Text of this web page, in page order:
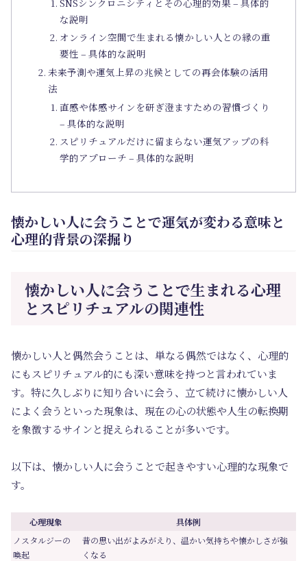
な説明
オンライン空間で生まれる懐かしい人との縁の重
要性 – 具体的な説明
未来予測や運気上昇の兆候としての再会体験の活用
法
直感や体感サインを研ぎ澄ますための習慣づくり
– 具体的な説明
スピリチュアルだけに留まらない運気アップの科
学的アプローチ – 具体的な説明
懐かしい人に会うことで運気が変わる意味と
心理的背景の深掘り
懐かしい人に会うことで生まれる心理
とスピリチュアルの関連性
懐かしい人と偶然会うことは、単なる偶然ではなく、心理的
にもスピリチュアル的にも深い意味を持つと言われていま
す。特に久しぶりに知り合いに会う、立て続けに懐かしい人
によく会うといった現象は、現在の心の状態や人生の転換期
を象徴するサインと捉えられることが多いです。
以下は、懐かしい人に会うことで起きやすい心理的な現象で
す。
心理現象
具体例
ノスタルジーの
喚起
昔の思い出がよみがえり、温かい気持ちや懐かしさが強
くなる